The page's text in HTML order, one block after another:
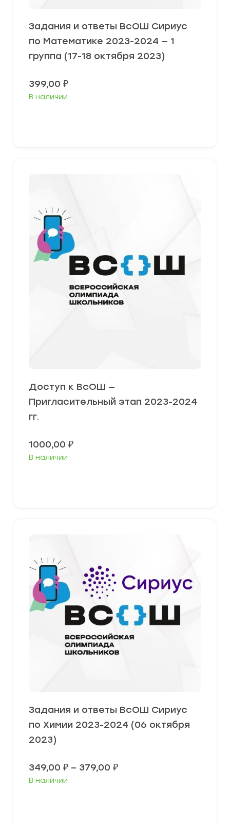
Задания и ответы ВсОШ Сириус
по Математике 2023-2024 — 1
группа (17-18 октября 2023)
399,00 ₽
В наличии
Доступ к ВсОШ —
Пригласительный этап 2023-2024
гг.
1000,00 ₽
В наличии
Задания и ответы ВсОШ Сириус
по Химии 2023-2024 (06 октября
2023)
349,00 ₽ – 379,00 ₽Диапазон
В наличии